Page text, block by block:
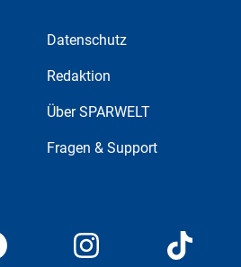
Datenschutz
Redaktion
Über SPARWELT
Fragen & Support